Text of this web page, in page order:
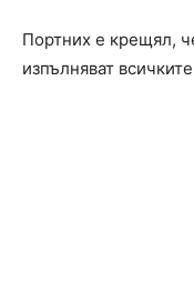
Портних е крещял,
изпълняват